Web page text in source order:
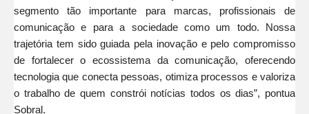
segmento tão importante para marcas, profissionais de
comunicação e para a sociedade como um todo. Nossa
trajetória tem sido guiada pela inovação e pelo compromisso
de fortalecer o ecossistema da comunicação, oferecendo
tecnologia que conecta pessoas, otimiza processos e valoriza
o trabalho de quem constrói notícias todos os dias”, pontua
Sobral.